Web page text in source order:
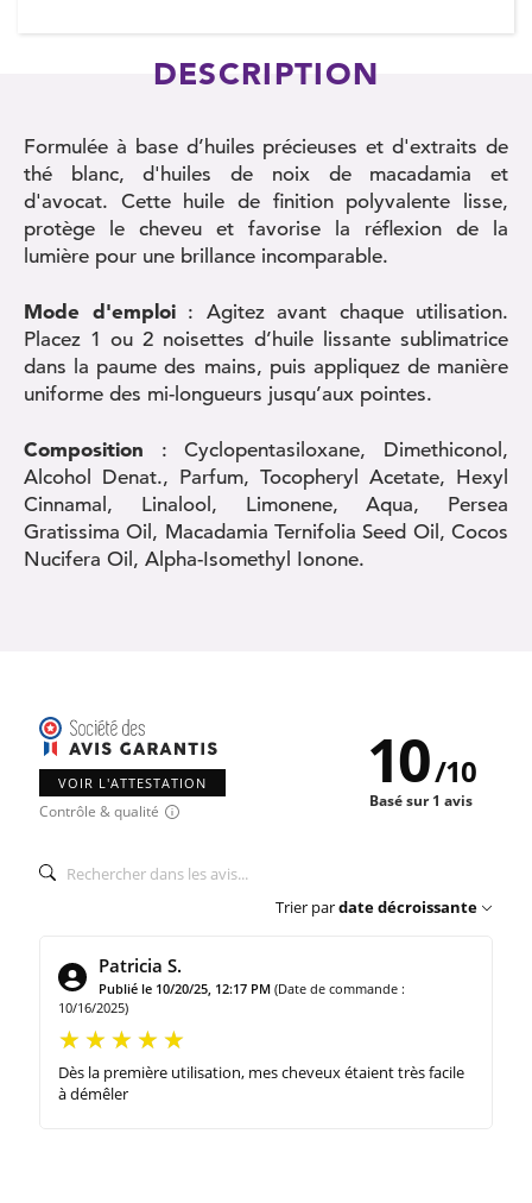
DESCRIPTION
Formulée à base d’huiles précieuses et d'extraits de
thé blanc, d'huiles de noix de macadamia et
d'avocat. Cette huile de finition polyvalente lisse,
protège le cheveu et favorise la réflexion de la
lumière pour une brillance incomparable.
Mode d'emploi: Agitez avant chaque utilisation.
Placez 1 ou 2 noisettes d’huile lissante sublimatrice
dans la paume des mains, puis appliquez de manière
uniforme des mi-longueurs jusqu’aux pointes.
Composition : Cyclopentasiloxane, Dimethiconol,
Alcohol Denat., Parfum, Tocopheryl Acetate, Hexyl
Cinnamal, Linalool, Limonene, Aqua, Persea
Gratissima Oil, Macadamia Ternifolia Seed Oil, Cocos
Nucifera Oil, Alpha-Isomethyl Ionone.
VOIR L'ATTESTATION
Contrôle & qualité
10/10
Basé sur 1 avis
Trier pardate décroissante
Patricia S.
Publié le 10/20/25, 12:17 PM (Date de commande :
10/16/2025)
Dès la première utilisation, mes cheveux étaient très facile
à démêler